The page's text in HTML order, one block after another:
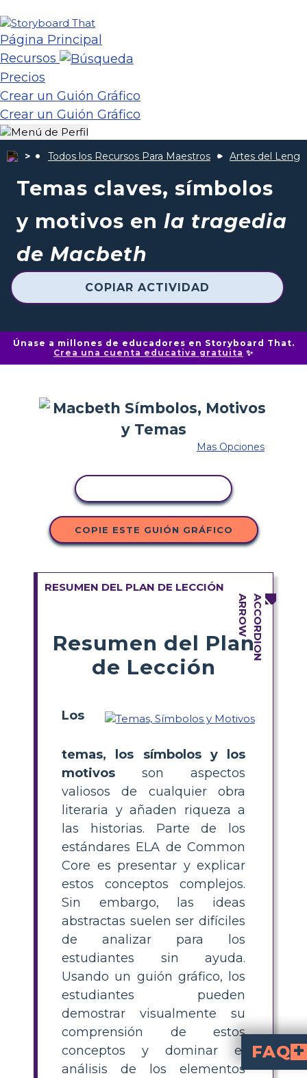
Página Principal
Recursos
Precios
Crear un Guión Gráfico
Crear un Guión Gráfico
Todos los Recursos Para Maestros Artes del
Temas claves, símbolos
y motivos en la tragedia
de Macbeth
COPIAR ACTIVIDAD
Únase a millones de educadores en Storyboard That.
Crea una cuenta educativa gratuita ✨
Mas Opciones
COPIE ESTE GUIÓN GRÁFICO
RESUMEN DEL PLAN DE LECCIÓN
Resumen del Plan
de Lección
Los
temas, los símbolos y los
motivos son aspectos
valiosos de cualquier obra
literaria y añaden riqueza a
las historias. Parte de los
estándares ELA de Common
Core es presentar y explicar
estos conceptos complejos.
Sin embargo, las ideas
abstractas suelen ser difíciles
de analizar para los
estudiantes sin ayuda.
Usando un guión gráfico, los
estudiantes pueden
demostrar visualmente su
comprensión de estos
conceptos y dominar el
análisis de los elementos
FAQ